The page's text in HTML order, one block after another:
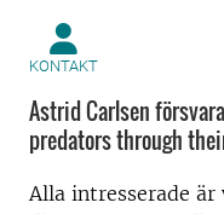
KONTAKT
Astrid Carlsen
predators through
Alla intresserade